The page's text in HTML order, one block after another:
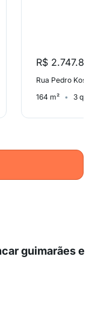
R$ 2.747.857
Rua Pedro
164 m²
3
guimarães e